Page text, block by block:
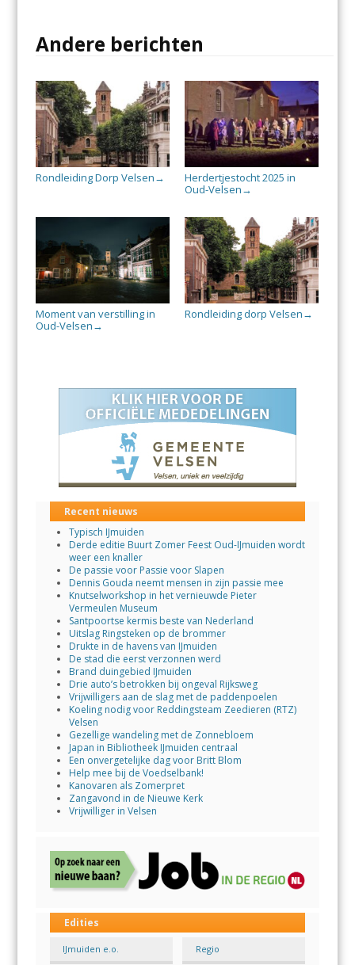
Andere berichten
Rondleiding Dorp Velsen →
Herdertjestocht 2025 in
Oud-Velsen →
Moment van verstilling in
Oud-Velsen →
Rondleiding dorp Velsen →
Recent nieuws
Typisch IJmuiden
Derde editie Buurt Zomer Feest Oud-IJmuiden wordt
weer een knaller
De passie voor Passie voor Slapen
Dennis Gouda neemt mensen in zijn passie mee
Knutselworkshop in het vernieuwde Pieter
Vermeulen Museum
Santpoortse kermis beste van Nederland
Uitslag Ringsteken op de brommer
Drukte in de havens van IJmuiden
De stad die eerst verzonnen werd
Brand duingebied IJmuiden
Drie auto’s betrokken bij ongeval Rijksweg
Vrijwilligers aan de slag met de paddenpoelen
Koeling nodig voor Reddingsteam Zeedieren (RTZ)
Velsen
Gezellige wandeling met de Zonnebloem
Japan in Bibliotheek IJmuiden centraal
Een onvergetelijke dag voor Britt Blom
Help mee bij de Voedselbank!
Kanovaren als Zomerpret
Zangavond in de Nieuwe Kerk
Vrijwilliger in Velsen
Edities
IJmuiden e.o. Regio